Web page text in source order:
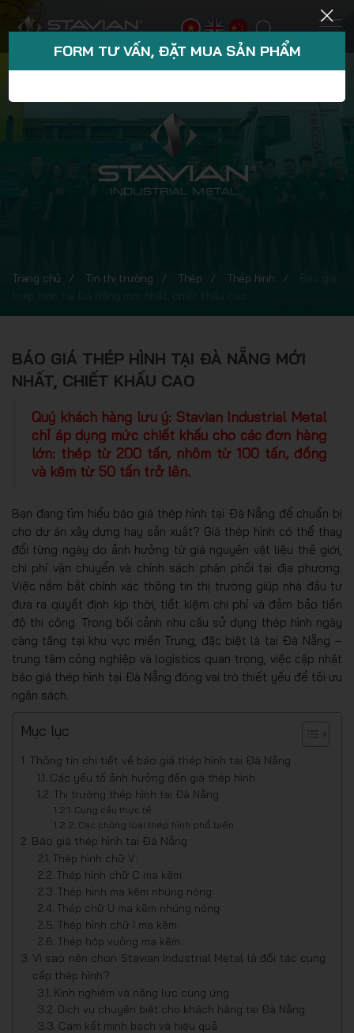
Trang chủ Tin thị trường Thép Thép hình
BÁO GIÁ THÉP HÌNH TẠI ĐÀ NẴNG MỚI
NHẤT, CHIẾT KHẤU CAO
Quý khách hàng lưu ý: Stavian Industrial Metal
chỉ áp dụng mức chiết khấu cho các đơn hàng
lớn: thép từ 200 tấn, nhôm từ 100 tấn, đồng
và kẽm từ 50 tấn trở lên.
Bạn đang tìm hiểu báo giá thép hình tại Đà Nẵng để chuẩn bị
cho dự án xây dựng hay sản xuất? Giá thép hình có thể thay
đổi từng ngày do ảnh hưởng từ giá nguyên vật liệu thế giới,
chi phí vận chuyển và chính sách phân phối tại địa phương.
Việc nắm bắt chính xác thông tin thị trường giúp nhà đầu tư
đưa ra quyết định kịp thời, tiết kiệm chi phí và đảm bảo tiến
độ thi công. Trong bối cảnh nhu cầu sử dụng thép hình ngày
càng tăng tại khu vực miền Trung, đặc biệt là tại Đà Nẵng –
trung tâm công nghiệp và logistics quan trọng, việc cập nhật
báo giá thép hình tại Đà Nẵng đóng vai trò thiết yếu để tối ưu
ngân sách.
Mục lục
Thông tin chi tiết về báo giá thép hình tại Đà Nẵng
Các yếu tố ảnh hưởng đến giá thép hình
Thị trường thép hình tại Đà Nẵng
Cung cầu thực tế
Các chủng loại thép hình phổ biến
Báo giá thép hình tại Đà Nẵng
Thép hình chữ V:
Thép hình chữ C mạ kẽm:
Thép hình mạ kẽm nhúng nóng:
Thép chữ U mạ kẽm nhúng nóng:
Thép hình chữ I mạ kẽm:
Thép hộp vuông mạ kẽm:
Vì sao nên chọn Stavian Industrial Metal là đối tác cung
cấp thép hình?
Kinh nghiệm và năng lực cung ứng
Dịch vụ chuyên biệt cho khách hàng tại Đà Nẵng
Cam kết minh bạch và hiệu quả
FORM TƯ VẤN, ĐẶT MUA SẢN PHẨM